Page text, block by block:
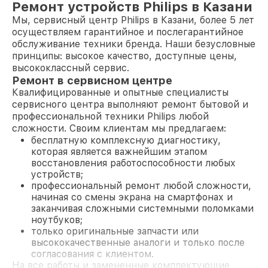
Ремонт устройств Philips в Казани
Мы, сервисный центр Philips в Казани, более 5 лет
осуществляем гарантийное и послегарантийное
обслуживание техники бренда. Наши безусловные
принципы: высокое качество, доступные цены,
высококлассный сервис.
Ремонт в сервисном центре
Квалифицированные и опытные специалисты
сервисного центра выполняют ремонт бытовой и
профессиональной техники Philips любой
сложности. Своим клиентам мы предлагаем:
бесплатную комплексную диагностику,
которая является важнейшим этапом
восстановления работоспособности любых
устройств;
профессиональный ремонт любой сложности,
начиная со смены экрана на смартфонах и
заканчивая сложными системными поломками
ноутбуков;
только оригинальные запчасти или
высококачественные аналоги и только после
согласования с клиентом.
На все работы и замененные комплектующие